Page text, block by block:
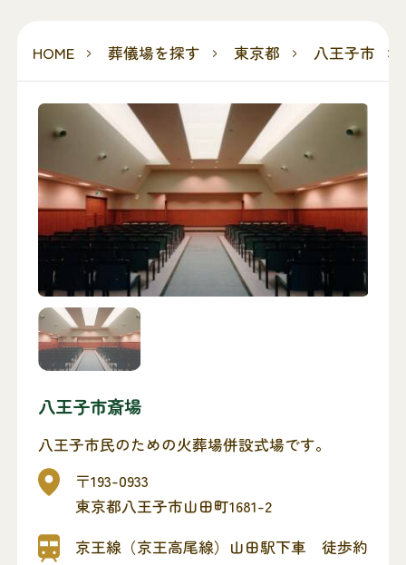
HOME 葬儀場を探す 東京都 八王子市
八王子市斎場
八王子市民のための火葬場併設式場です。
〒193-0933
東京都八王子市山田町1681-2
京王線（京王高尾線）山田駅下車 徒歩約